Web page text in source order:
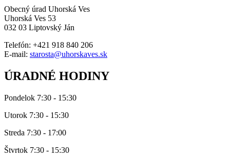
Obecný úrad Uhorská Ves
Uhorská Ves 53
032 03 Liptovský Ján
Telefón: +421 918 840 206
E-mail: starosta@uhorskaves.sk
ÚRADNÉ HODINY
Pondelok 7:30 - 15:30
Utorok 7:30 - 15:30
Streda 7:30 - 17:00
Štvrtok 7:30 - 15:30